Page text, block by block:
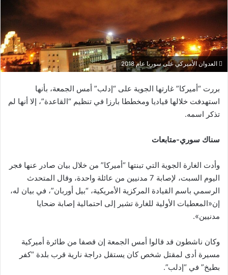
العدوان الأميركي على سوريا عام 2018
بررت “أميركا” غارتها الجوية على “إدلب” أمس الجمعة، بأنها
استهدفت خلالها قياديا ومخططا بارزا في تنظيم “القاعدة”، إلا أنها لم
تذكر اسمه.
سناك سوري-متابعات
وأدت الغارة الجوية التي تبنتها “أميركا” من خلال بيان صادر عنها فجر
اليوم السبت، لإصابة 7 مدنيين من عائلة واحدة، وقال المتحدث
الرسمي باسم القيادة المركزية الأمريكية، “بيل أوربان”، في بيان له،
إن«المعطيات الأولية للغارة تشير إلى احتمالية إصابة ضحايا
مدنيين».
وكان ناشطون قد قالوا أمس الجمعة إن قصفا من طائرة أميركية
مسيرة أدى لمقتل شخص كان يستقل دراجة نارية قرب بلدة “كفر
بطيخ” في “إدلب”.